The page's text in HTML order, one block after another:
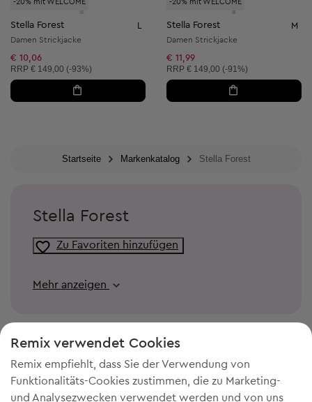
-20% mit WELCOME
Stella Forest L
Damen Strickjacke
€ 10,06
Unverbindliche Preisempfehlung:
RRP € 149,00 (-93%)
-20% mit WELCOME
Stella Forest M
Damen Strickjacke
€ 11,99
Unverbindliche Preisempfehlung:
RRP € 149,00 (-91%)
Startseite Markenkatalog Stella Forest
Stella Forest
Zu Favoriten hinzufügen
Mehr anzeigen
Remix verwendet Cookies
Remix empfiehlt, dass Sie der Verwendung von
Funktionalitäts-Cookies zustimmen, die zu Marketing-
und Analysezwecken verwendet werden und von uns